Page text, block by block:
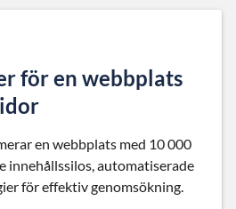
för en webbplats
en webbplats med 10 000
innehållssilos, automatiserade
för effektiv genomsökning.